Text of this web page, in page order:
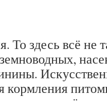
То здесь всё не
кормления